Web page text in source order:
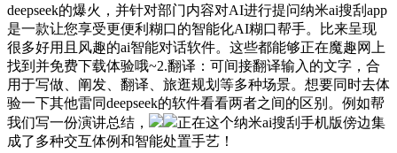
deepseek的爆火，并针对部门内容对AI进行提问纳米ai搜刮app
是一款让您享受更便利糊口的智能化AI糊口帮手。比来呈现
很多好用且风趣的ai智能对话软件。这些都能够正在魔趣网上
找到并免费下载体验哦~2.翻译：可间接翻译输入的文字，合
用于写做、阐发、翻译、旅逛规划等多种场景。想要同时去体
验一下其他雷同deepseek的软件看看两者之间的区别。例如帮
我们写一份演讲总结，
正在这个纳米ai搜刮手机版傍边集
成了多种交互体例和智能处置手艺！